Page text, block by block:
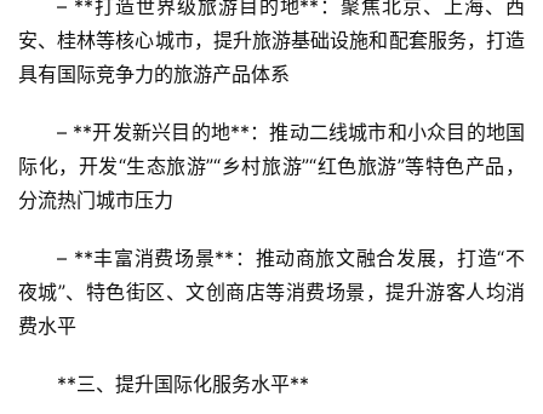
– **打造世界级旅游目的地**：聚焦北京、上海、西
安、桂林等核心城市，提升旅游基础设施和配套服务，打造
具有国际竞争力的旅游产品体系
– **开发新兴目的地**：推动二线城市和小众目的地国
际化，开发“生态旅游”“乡村旅游”“红色旅游”等特色产品，
分流热门城市压力
– **丰富消费场景**：推动商旅文融合发展，打造“不
夜城”、特色街区、文创商店等消费场景，提升游客人均消
费水平
**三、提升国际化服务水平**